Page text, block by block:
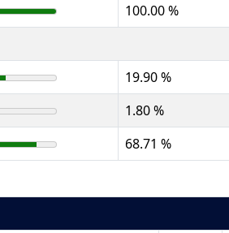
100.00 %
19.90 %
1.80 %
68.71 %